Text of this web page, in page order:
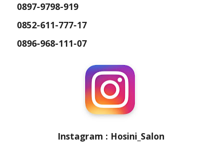
0897-9798-919
0852-611-777-17
0896-968-111-07
Instagram : Hosini_Salon